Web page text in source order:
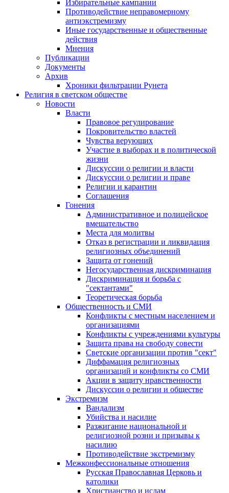
Избирательные кампании
Противодействие неправомерному
антиэкстремизму
Иные государственные и общественные
действия
Мнения
Публикации
Документы
Архив
Хроники фильтрации Рунета
Религия в светском обществе
Новости
Власти
Правовое регулирование
Покровительство властей
Чувства верующих
Участие в выборах и в политической
жизни
Дискуссии о религии и власти
Дискуссии о религии и праве
Религии и карантин
Соглашения
Гонения
Административное и полицейское
вмешательство
Места для молитвы
Отказ в регистрации и ликвидация
религиозных объединений
Защита от гонений
Негосударственная дискриминация
Дискриминация и борьба с
"сектантами"
Теоретическая борьба
Общественность и СМИ
Конфликты с местным населением и
организациями
Конфликты с учреждениями культуры
Защита права на свободу совести
Светские организации против "сект"
Диффамация религиозных
организаций и конфликты со СМИ
Акции в защиту нравственности
Дискуссии о религии и обществе
Экстремизм
Вандализм
Убийства и насилие
Разжигание национальной и
религиозной розни и призывы к
насилию
Противодействие экстремизму
Межконфессиональные отношения
Русская Православная Церковь и
католики
Христианство и ислам